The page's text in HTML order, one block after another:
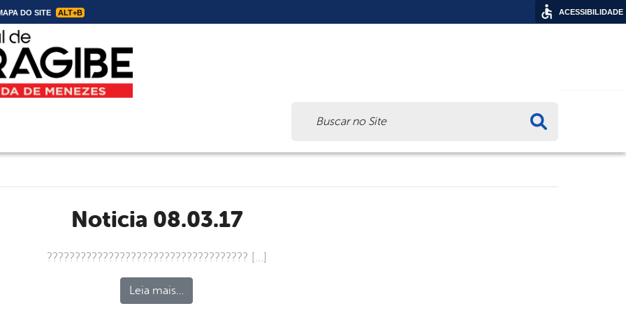
DO SITE ALT+B
noticia 08.03.17
???????????????????????????????????? […]
Leia mais…
ACESSIBILIDADE